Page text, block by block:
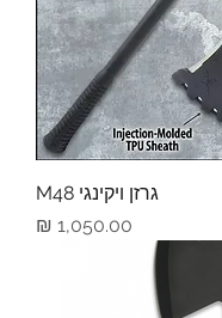
גרזן ויקינגי M48
מחיר